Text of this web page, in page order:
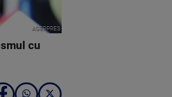
AGERPRES
cu